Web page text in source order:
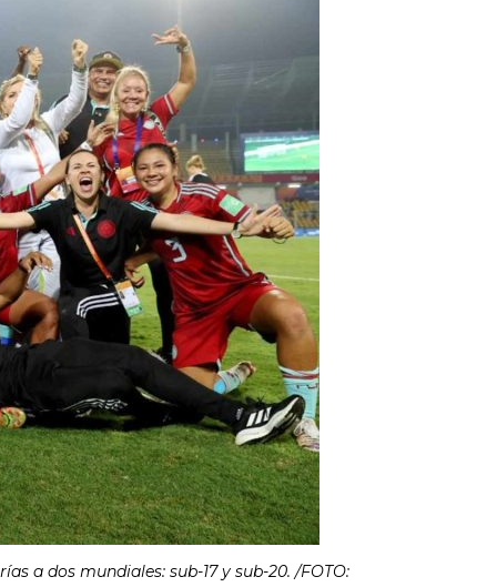
a dos mundiales: sub-17 y sub-20. /FOTO: